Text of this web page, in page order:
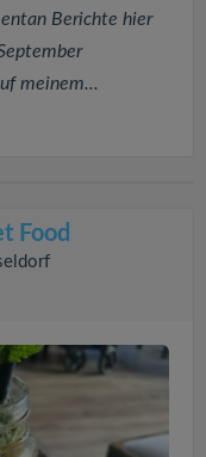
Berichte hier
meinem...
Food